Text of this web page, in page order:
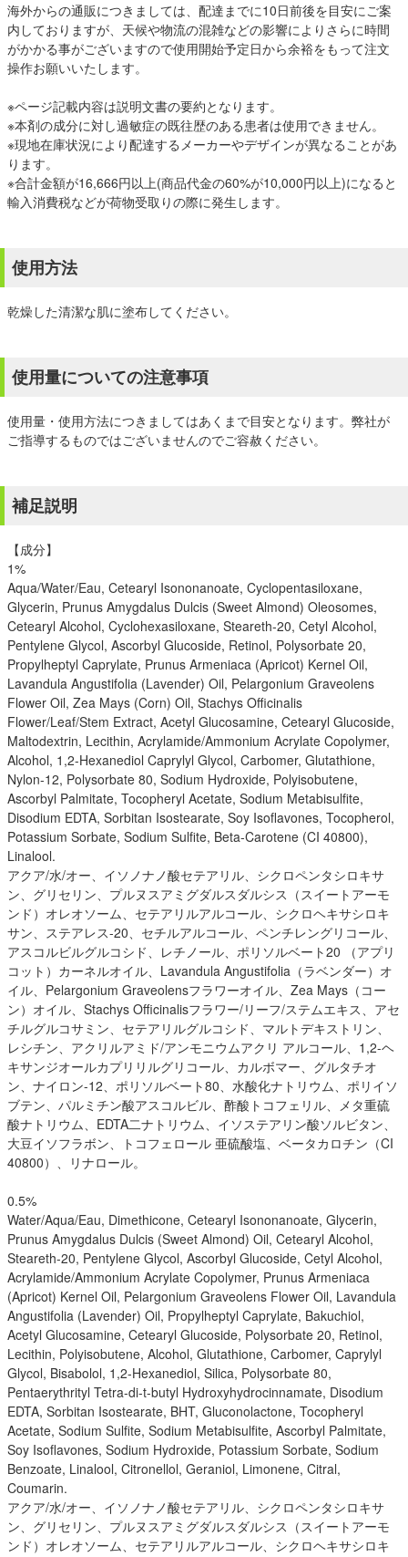
海外からの通販につきましては、配達までに10日前後を目安にご案
内しておりますが、天候や物流の混雑などの影響によりさらに時間
がかかる事がございますので使用開始予定日から余裕をもって注文
操作お願いいたします。
※ページ記載内容は説明文書の要約となります。
※本剤の成分に対し過敏症の既往歴のある患者は使用できません。
※現地在庫状況により配達するメーカーやデザインが異なることがあ
ります。
※合計金額が16,666円以上(商品代金の60%が10,000円以上)になると
輸入消費税などが荷物受取りの際に発生します。
使用方法
乾燥した清潔な肌に塗布してください。
使用量についての注意事項
使用量・使用方法につきましてはあくまで目安となります。弊社が
ご指導するものではございませんのでご容赦ください。
補足説明
【成分】
1%
Aqua/Water/Eau, Cetearyl Isononanoate, Cyclopentasiloxane,
Glycerin, Prunus Amygdalus Dulcis (Sweet Almond) Oleosomes,
Cetearyl Alcohol, Cyclohexasiloxane, Steareth-20, Cetyl Alcohol,
Pentylene Glycol, Ascorbyl Glucoside, Retinol, Polysorbate 20,
Propylheptyl Caprylate, Prunus Armeniaca (Apricot) Kernel Oil,
Lavandula Angustifolia (Lavender) Oil, Pelargonium Graveolens
Flower Oil, Zea Mays (Corn) Oil, Stachys Officinalis
Flower/Leaf/Stem Extract, Acetyl Glucosamine, Cetearyl Glucoside,
Maltodextrin, Lecithin, Acrylamide/Ammonium Acrylate Copolymer,
Alcohol, 1,2-Hexanediol Caprylyl Glycol, Carbomer, Glutathione,
Nylon-12, Polysorbate 80, Sodium Hydroxide, Polyisobutene,
Ascorbyl Palmitate, Tocopheryl Acetate, Sodium Metabisulfite,
Disodium EDTA, Sorbitan Isostearate, Soy Isoflavones, Tocopherol,
Potassium Sorbate, Sodium Sulfite, Beta-Carotene (CI 40800),
Linalool.
アクア/水/オー、イソノナノ酸セテアリル、シクロペンタシロキサ
ン、グリセリン、プルヌスアミグダルスダルシス（スイートアーモ
ンド）オレオソーム、セテアリルアルコール、シクロヘキサシロキ
サン、ステアレス-20、セチルアルコール、ペンチレングリコール、
アスコルビルグルコシド、レチノール、ポリソルベート20 （アプリ
コット）カーネルオイル、Lavandula Angustifolia（ラベンダー）オ
イル、Pelargonium Graveolensフラワーオイル、Zea Mays（コー
ン）オイル、Stachys Officinalisフラワー/リーフ/ステムエキス、アセ
チルグルコサミン、セテアリルグルコシド、マルトデキストリン、
レシチン、アクリルアミド/アンモニウムアクリ アルコール、1,2-ヘ
キサンジオールカプリリルグリコール、カルボマー、グルタチオ
ン、ナイロン-12、ポリソルベート80、水酸化ナトリウム、ポリイソ
ブテン、パルミチン酸アスコルビル、酢酸トコフェリル、メタ重硫
酸ナトリウム、EDTA二ナトリウム、イソステアリン酸ソルビタン、
大豆イソフラボン、トコフェロール 亜硫酸塩、ベータカロチン（CI
40800）、リナロール。
0.5%
Water/Aqua/Eau, Dimethicone, Cetearyl Isononanoate, Glycerin,
Prunus Amygdalus Dulcis (Sweet Almond) Oil, Cetearyl Alcohol,
Steareth-20, Pentylene Glycol, Ascorbyl Glucoside, Cetyl Alcohol,
Acrylamide/Ammonium Acrylate Copolymer, Prunus Armeniaca
(Apricot) Kernel Oil, Pelargonium Graveolens Flower Oil, Lavandula
Angustifolia (Lavender) Oil, Propylheptyl Caprylate, Bakuchiol,
Acetyl Glucosamine, Cetearyl Glucoside, Polysorbate 20, Retinol,
Lecithin, Polyisobutene, Alcohol, Glutathione, Carbomer, Caprylyl
Glycol, Bisabolol, 1,2-Hexanediol, Silica, Polysorbate 80,
Pentaerythrityl Tetra-di-t-butyl Hydroxyhydrocinnamate, Disodium
EDTA, Sorbitan Isostearate, BHT, Gluconolactone, Tocopheryl
Acetate, Sodium Sulfite, Sodium Metabisulfite, Ascorbyl Palmitate,
Soy Isoflavones, Sodium Hydroxide, Potassium Sorbate, Sodium
Benzoate, Linalool, Citronellol, Geraniol, Limonene, Citral,
Coumarin.
アクア/水/オー、イソノナノ酸セテアリル、シクロペンタシロキサ
ン、グリセリン、プルヌスアミグダルスダルシス（スイートアーモ
ンド）オレオソーム、セテアリルアルコール、シクロヘキサシロキ